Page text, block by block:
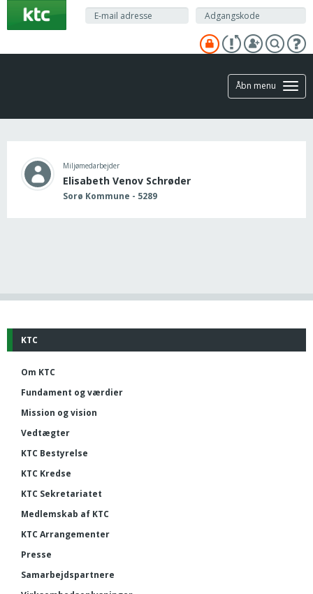
hovedindhold
Åbn menu
Miljømedarbejder
Elisabeth Venov Schrøder
Sorø Kommune - 5289
KTC
Om KTC
Fundament og værdier
Mission og vision
Vedtægter
KTC Bestyrelse
KTC Kredse
KTC Sekretariatet
Medlemskab af KTC
KTC Arrangementer
Presse
Samarbejdspartnere